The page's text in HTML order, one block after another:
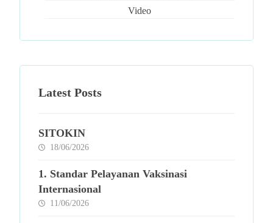
Video
Latest Posts
SITOKIN
18/06/2026
1. Standar Pelayanan Vaksinasi
Internasional
11/06/2026